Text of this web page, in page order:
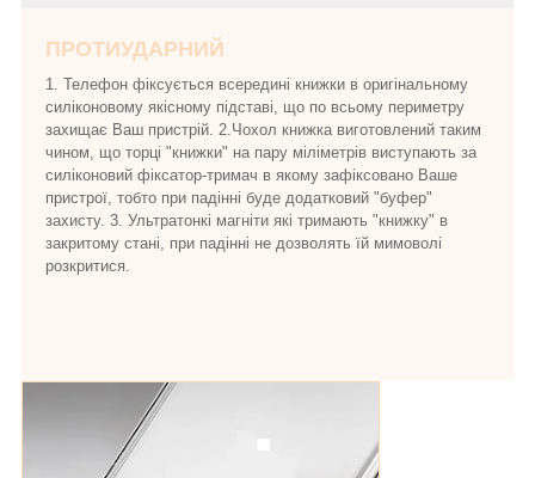
ПРОТИУДАРНИЙ
1. Телефон фіксується всередині книжки в оригінальному
силіконовому якісному підставі, що по всьому периметру
захищає Ваш пристрій. 2.Чохол книжка виготовлений таким
чином, що торці "книжки" на пару міліметрів виступають за
силіконовий фіксатор-тримач в якому зафіксовано Ваше
пристрої, тобто при падінні буде додатковий "буфер"
захисту. 3. Ультратонкі магніти які тримають "книжку" в
закритому стані, при падінні не дозволять їй мимоволі
розкритися.